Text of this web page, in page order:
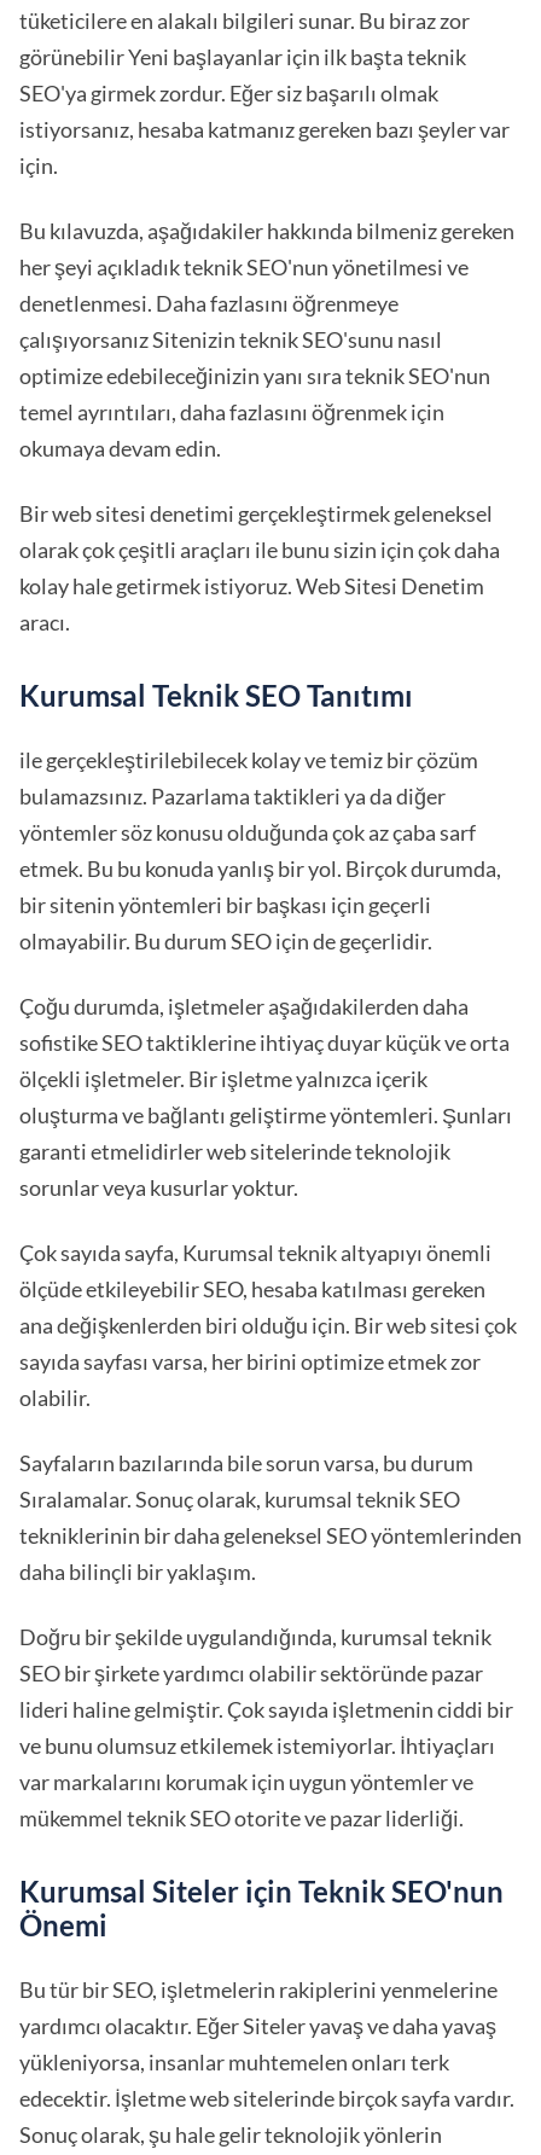
tüketicilere en alakalı bilgileri sunar. Bu biraz zor
görünebilir Yeni başlayanlar için ilk başta teknik
SEO'ya girmek zordur. Eğer siz başarılı olmak
istiyorsanız, hesaba katmanız gereken bazı şeyler var
için.
Bu kılavuzda, aşağıdakiler hakkında bilmeniz gereken
her şeyi açıkladık teknik SEO'nun yönetilmesi ve
denetlenmesi. Daha fazlasını öğrenmeye
çalışıyorsanız Sitenizin teknik SEO'sunu nasıl
optimize edebileceğinizin yanı sıra teknik SEO'nun
temel ayrıntıları, daha fazlasını öğrenmek için
okumaya devam edin.
Bir web sitesi denetimi gerçekleştirmek geleneksel
olarak çok çeşitli araçları ile bunu sizin için çok daha
kolay hale getirmek istiyoruz. Web Sitesi Denetim
aracı.
Kurumsal Teknik SEO Tanıtımı
ile gerçekleştirilebilecek kolay ve temiz bir çözüm
bulamazsınız. Pazarlama taktikleri ya da diğer
yöntemler söz konusu olduğunda çok az çaba sarf
etmek. Bu bu konuda yanlış bir yol. Birçok durumda,
bir sitenin yöntemleri bir başkası için geçerli
olmayabilir. Bu durum SEO için de geçerlidir.
Çoğu durumda, işletmeler aşağıdakilerden daha
sofistike SEO taktiklerine ihtiyaç duyar küçük ve orta
ölçekli işletmeler. Bir işletme yalnızca içerik
oluşturma ve bağlantı geliştirme yöntemleri. Şunları
garanti etmelidirler web sitelerinde teknolojik
sorunlar veya kusurlar yoktur.
Çok sayıda sayfa, Kurumsal teknik altyapıyı önemli
ölçüde etkileyebilir SEO, hesaba katılması gereken
ana değişkenlerden biri olduğu için. Bir web sitesi çok
sayıda sayfası varsa, her birini optimize etmek zor
olabilir.
Sayfaların bazılarında bile sorun varsa, bu durum
Sıralamalar. Sonuç olarak, kurumsal teknik SEO
tekniklerinin bir daha geleneksel SEO yöntemlerinden
daha bilinçli bir yaklaşım.
Doğru bir şekilde uygulandığında, kurumsal teknik
SEO bir şirkete yardımcı olabilir sektöründe pazar
lideri haline gelmiştir. Çok sayıda işletmenin ciddi bir
ve bunu olumsuz etkilemek istemiyorlar. İhtiyaçları
var markalarını korumak için uygun yöntemler ve
mükemmel teknik SEO otorite ve pazar liderliği.
Kurumsal Siteler için Teknik SEO'nun
Önemi
Bu tür bir SEO, işletmelerin rakiplerini yenmelerine
yardımcı olacaktır. Eğer Siteler yavaş ve daha yavaş
yükleniyorsa, insanlar muhtemelen onları terk
edecektir. İşletme web sitelerinde birçok sayfa vardır.
Sonuç olarak, şu hale gelir teknolojik yönlerin